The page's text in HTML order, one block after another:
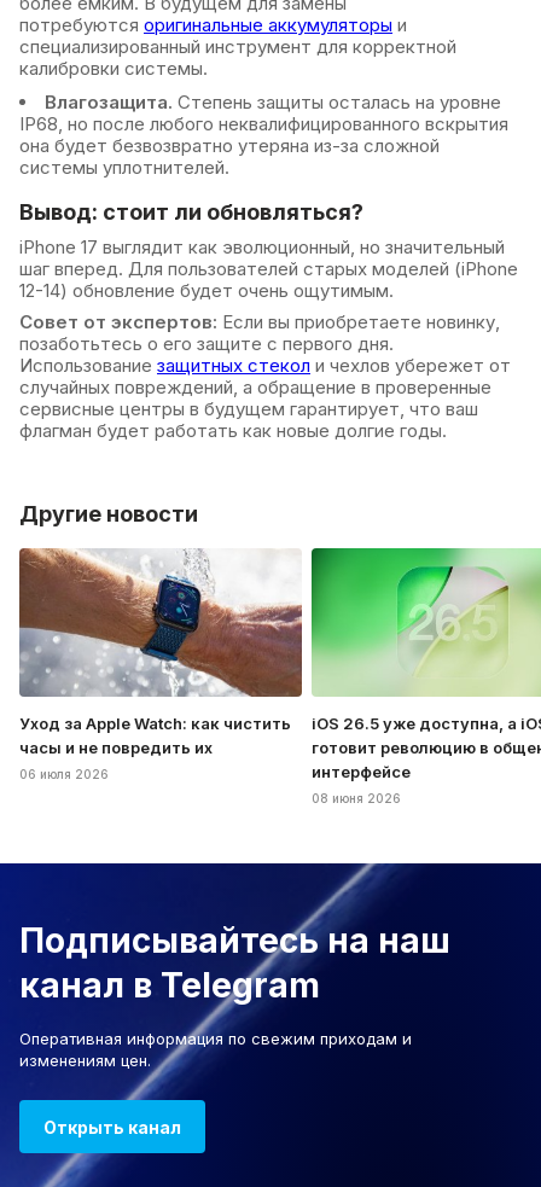
потребуются оригинальные аккумуляторы и
специализированный инструмент для корректной
калибровки системы.
Влагозащита. Степень защиты осталась на уровне
IP68, но после любого неквалифицированного вскрытия
она будет безвозвратно утеряна из-за сложной
системы уплотнителей.
Вывод: стоит ли обновляться?
iPhone 17 выглядит как эволюционный, но значительный
шаг вперед. Для пользователей старых моделей (iPhone
12-14) обновление будет очень ощутимым.
Совет от экспертов: Если вы приобретаете новинку,
позаботьтесь о его защите с первого дня.
Использование защитных стекол и чехлов убережет от
случайных повреждений, а обращение в проверенные
сервисные центры в будущем гарантирует, что ваш
флагман будет работать как новые долгие годы.
Другие новости
Уход за Apple Watch: как чистить
часы и не повредить их
06 июля 2026
iOS 26.5 уже доступна, а
готовит революцию в
интерфейсе
08 июня 2026
Подписывайтесь на наш
канал в Telegram
Оперативная информация по свежим приходам и
изменениям цен.
Открыть канал